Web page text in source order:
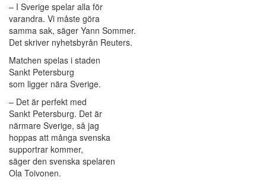
– I Sverige spelar alla för
varandra. Vi måste göra
samma sak, säger Yann Sommer.
Det skriver nyhetsbyrån Reuters.
Matchen spelas i staden
Sankt Petersburg
som ligger nära Sverige.
– Det är perfekt med
Sankt Petersburg. Det är
närmare Sverige, så jag
hoppas att många svenska
supportrar kommer,
säger den svenska spelaren
Ola Toivonen.